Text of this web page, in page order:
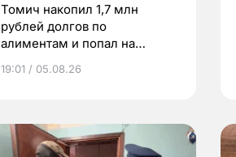
Томич накопил 1,7 млн
рублей долгов по
алиментам и попал на
19:01 / 05.08.26